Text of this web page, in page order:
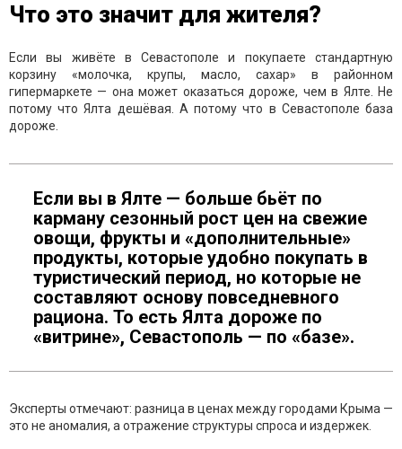
Что это значит для жителя?
Если вы живёте в Севастополе и покупаете стандартную
корзину «молочка, крупы, масло, сахар» в районном
гипермаркете — она может оказаться дороже, чем в Ялте. Не
потому что Ялта дешёвая. А потому что в Севастополе база
дороже.
Если вы в Ялте — больше бьёт по
карману сезонный рост цен на свежие
овощи, фрукты и «дополнительные»
продукты, которые удобно покупать в
туристический период, но которые не
составляют основу повседневного
рациона. То есть Ялта дороже по
«витрине», Севастополь — по «базе».
Эксперты отмечают: разница в ценах между городами Крыма —
это не аномалия, а отражение структуры спроса и издержек.